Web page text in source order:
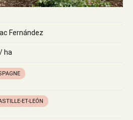
Fernández
ha
ET-LEÓN